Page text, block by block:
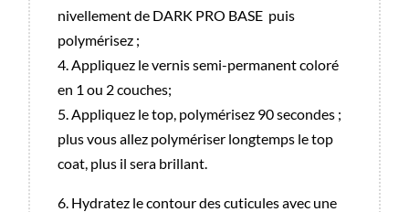
nivellement de DARK PRO BASE puis
polymérisez ;
4. Appliquez le vernis semi-permanent coloré
en 1 ou 2 couches;
5. Appliquez le top, polymérisez 90 secondes ;
plus vous allez polymériser longtemps le top
coat, plus il sera brillant.
6. Hydratez le contour des cuticules avec une